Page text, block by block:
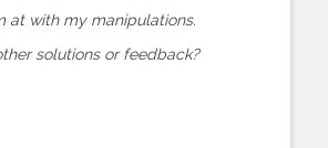
at with my manipulations.
solutions or feedback?